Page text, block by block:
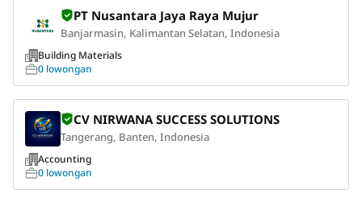
PT Nusantara Jaya Raya Mujur
Banjarmasin, Kalimantan Selatan, Indonesia
Building Materials
0 lowongan
CV NIRWANA SUCCESS SOLUTIONS
Tangerang, Banten, Indonesia
Accounting
0 lowongan